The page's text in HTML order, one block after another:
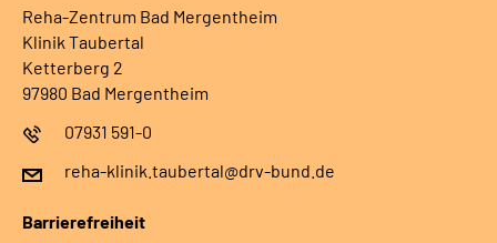
Reha-Zentrum Bad Mergentheim
Klinik Taubertal
Ketterberg 2
97980 Bad Mergentheim
07931 591-0
reha-klinik.taubertal@drv-bund.de
Barrierefreiheit